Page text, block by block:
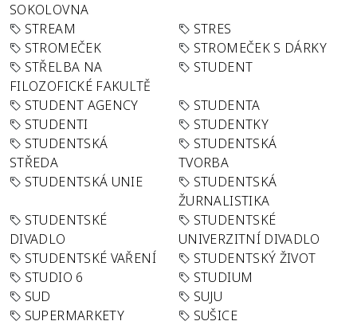
SOKOLOVNA
STREAM
STRES
STROMEČEK
STROMEČEK S DÁRKY
STŘELBA NA
FILOZOFICKÉ FAKULTĚ
STUDENT
STUDENT AGENCY
STUDENTA
STUDENTI
STUDENTKY
STUDENTSKÁ
STŘEDA
STUDENTSKÁ
TVORBA
STUDENTSKÁ UNIE
STUDENTSKÁ
ŽURNALISTIKA
STUDENTSKÉ
DIVADLO
STUDENTSKÉ
UNIVERZITNÍ DIVADLO
STUDENTSKÉ VAŘENÍ
STUDENTSKÝ ŽIVOT
STUDIO 6
STUDIUM
SUD
SUJU
SUPERMARKETY
SUŠICE